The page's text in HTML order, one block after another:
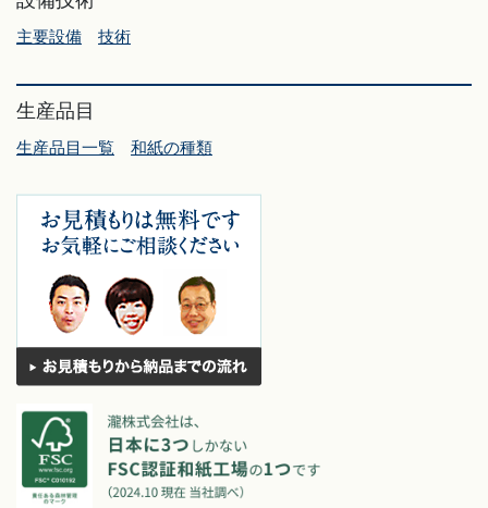
主要設備 技術
生産品目
生産品目一覧 和紙の種類